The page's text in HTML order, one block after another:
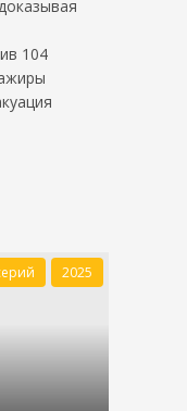
104
2025